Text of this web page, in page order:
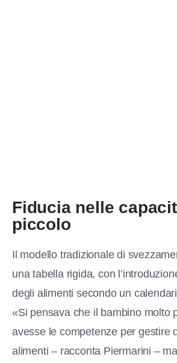
Fiducia nelle
piccolo
Il modello tradizionale di
una tabella rigida, con
degli alimenti secondo un
«Si pensava che il bambino molto
avesse le competenze per gestire
alimenti – racconta Piermarini –